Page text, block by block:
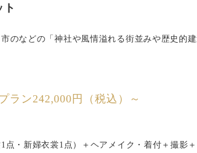
ト
のなどの「神社や風情溢れる街並みや歴史的
ラン242,000円（税込）～
点・新婦衣裳1点）＋ヘアメイク・着付＋撮影